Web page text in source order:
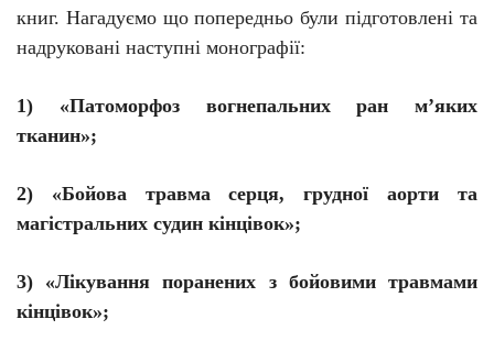
книг. Нагадуємо що попередньо були підготовлені та
надруковані наступні монографії:
1) «Патоморфоз вогнепальних ран м’яких
тканин»;
2) «Бойова травма серця, грудної аорти та
магістральних судин кінцівок»;
3) «Лікування поранених з бойовими травмами
кінцівок»;